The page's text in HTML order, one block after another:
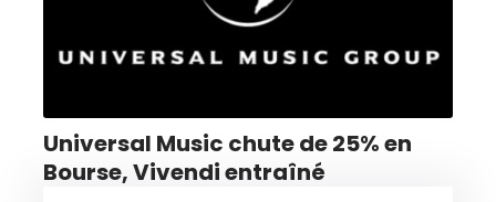
Universal Music chute de 25% en
Bourse, Vivendi entraîné